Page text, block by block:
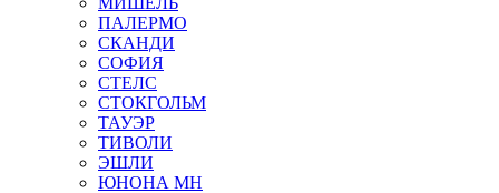
ПАЛЕРМО
СКАНДИ
СОФИЯ
СТЕЛС
СТОКГОЛЬМ
ТАУЭР
ТИВОЛИ
ЭШЛИ
ЮНОНА МН